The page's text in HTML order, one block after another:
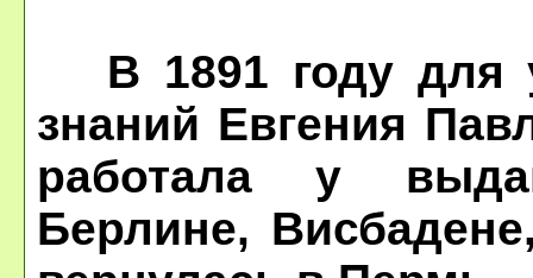
В 1891 году для
знаний Евгения
работала у
Берлине,